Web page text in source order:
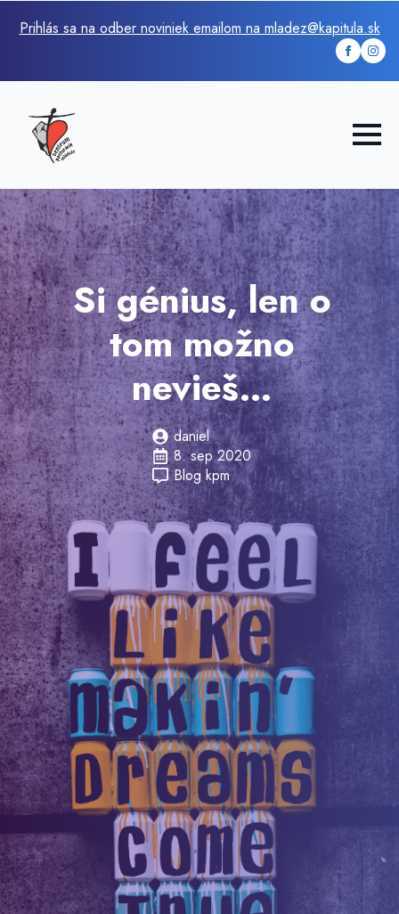
Prihlás sa na odber noviniek emailom na mladez@kapitula.sk
Si génius, len o
tom možno
nevieš…
daniel
8. sep 2020
Blog kpm